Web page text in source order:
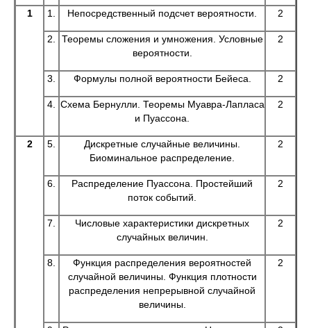
1 1. Непосредственный подсчет вероятности. 2
2.
Теоремы сложения и умножения. Условные
вероятности.
2
3. Формулы полной вероятности Бейеса. 2
4.
Схема Бернулли. Теоремы Муавра-Лапласа
и Пуассона.
2
2 5.
Дискретные случайные величины.
Биоминальное распределение.
2
6.
Распределение Пуассона. Простейший
поток событий.
2
7.
Числовые характеристики дискретных
случайных величин.
2
8.
Функция распределения вероятностей
случайной величины. Функция плотности
распределения непрерывной случайной
величины.
2